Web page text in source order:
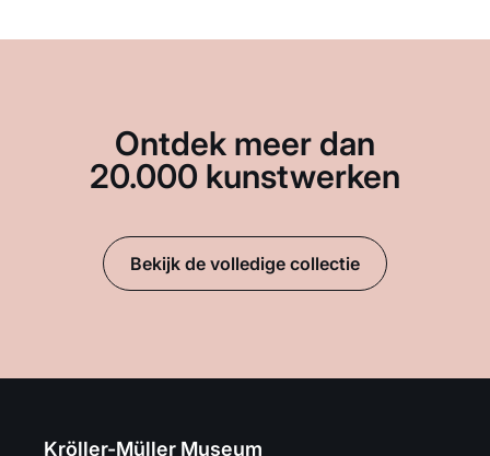
Ontdek meer dan
20.000 kunstwerken
Bekijk de volledige collectie
Kröller-Müller Museum